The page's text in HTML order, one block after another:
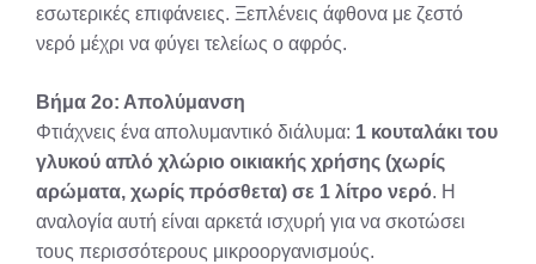
εσωτερικές επιφάνειες. Ξεπλένεις άφθονα με ζεστό
νερό μέχρι να φύγει τελείως ο αφρός.
Βήμα 2ο: Απολύμανση
Φτιάχνεις ένα απολυμαντικό διάλυμα: 1 κουταλάκι του
γλυκού απλό χλώριο οικιακής χρήσης (χωρίς
αρώματα, χωρίς πρόσθετα) σε 1 λίτρο νερό. Η
αναλογία αυτή είναι αρκετά ισχυρή για να σκοτώσει
τους περισσότερους μικροοργανισμούς.